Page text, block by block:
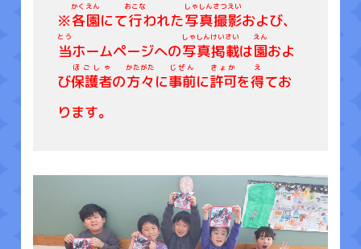
※各園
かくえん
にて行
おこな
われた写真撮影
しゃしんさつえい
および、
当
とう
ホームページへの写真掲載
しゃしんけいさい
は園
えん
およ
び保護者
ほごしゃ
の方々
かたがた
に事前
じぜん
に許可
きょか
を得
え
てお
ります。